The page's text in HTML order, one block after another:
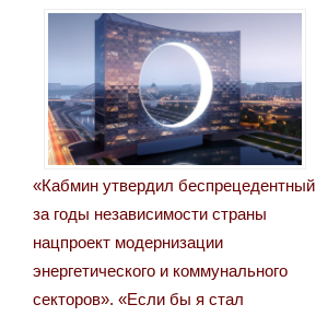
«Кабмин утвердил беспрецедентный
за годы независимости страны
нацпроект модернизации
энергетического и коммунального
секторов». «Если бы я стал